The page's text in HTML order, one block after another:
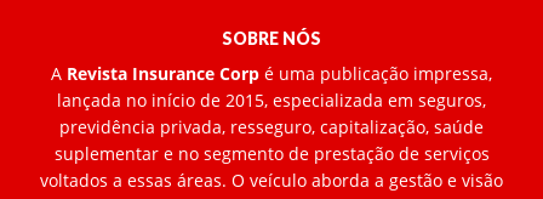
SOBRE NÓS
A Revista Insurance Corp é uma publicação impressa,
lançada no início de 2015, especializada em seguros,
previdência privada, resseguro, capitalização, saúde
suplementar e no segmento de prestação de serviços
voltados a essas áreas. O veículo aborda a gestão e visão